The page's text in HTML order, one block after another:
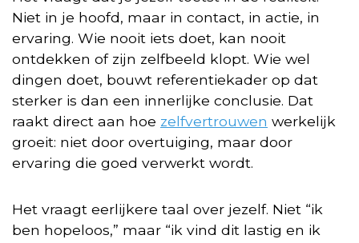
Niet in je hoofd, maar in contact, in actie, in
ervaring. Wie nooit iets doet, kan nooit
ontdekken of zijn zelfbeeld klopt. Wie wel
dingen doet, bouwt referentiekader op dat
sterker is dan een innerlijke conclusie. Dat
raakt direct aan hoe zelfvertrouwen werkelijk
groeit: niet door overtuiging, maar door
ervaring die goed verwerkt wordt.
Het vraagt eerlijkere taal over jezelf. Niet “ik
ben hopeloos,” maar “ik vind dit lastig en ik